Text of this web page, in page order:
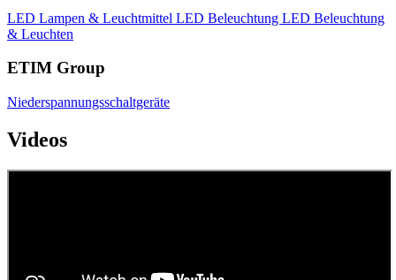
LED Lampen & Leuchtmittel LED Beleuchtung LED Beleuchtung
& Leuchten
ETIM Group
Niederspannungsschaltgeräte
Videos